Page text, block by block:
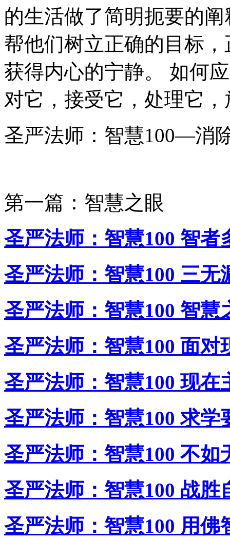
的生活做了简明扼要的
帮他们树立正确的目标
获得内心的宁静。 如何
对它，接受它，处理它
圣严法师：智慧100—消
第一篇：智慧之眼
圣严法师：智慧100 智者
圣严法师：智慧100 三无
圣严法师：智慧100 智慧
圣严法师：智慧100 面对
圣严法师：智慧100 现在
圣严法师：智慧100 求学
圣严法师：智慧100 不如
圣严法师：智慧100 战胜
圣严法师：智慧100 用佛